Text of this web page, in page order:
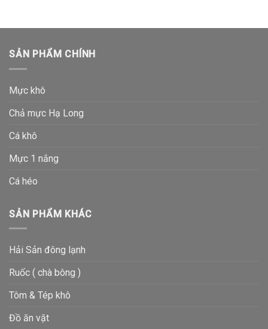
SẢN PHẨM CHÍNH
Mực khô
Chả mực Hạ Long
Cá khô
Mực 1 nắng
Cá héo
SẢN PHẨM KHÁC
Hải Sản đông lạnh
Ruốc ( chà bông )
Tôm & Tép khô
Đồ ăn vặt